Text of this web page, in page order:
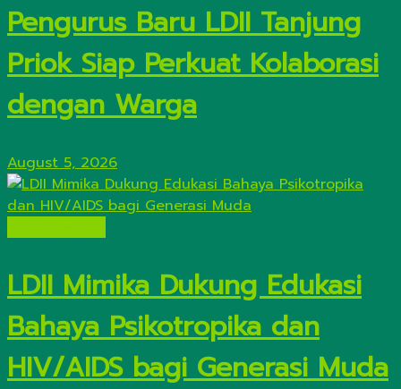
Pengurus Baru LDII Tanjung
Priok Siap Perkuat Kolaborasi
dengan Warga
August 5, 2026
LDII Mimika Dukung Edukasi
Bahaya Psikotropika dan
HIV/AIDS bagi Generasi Muda